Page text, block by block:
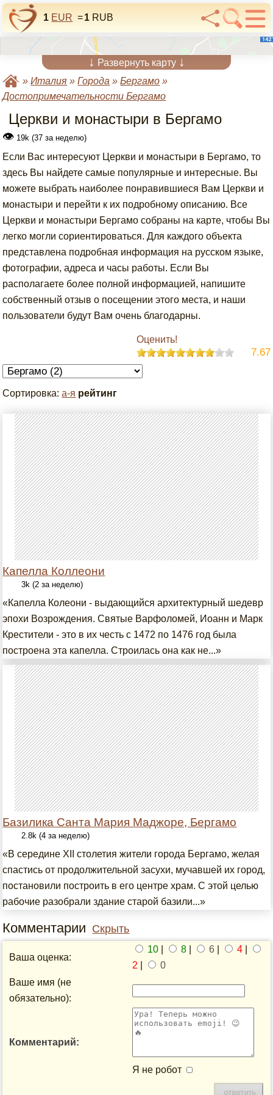
1 EUR =1 RUB
↓ Развернуть карту ↓
»Италия »Города »Бергамо »
Достопримечательности Бергамо
Церкви и монастыри в Бергамо
👁 19k (37 за неделю)
Если Вас интересуют Церкви и монастыри в Бергамо, то
здесь Вы найдете самые популярные и интересные. Вы
можете выбрать наиболее понравившиеся Вам Церкви и
монастыри и перейти к их подробному описанию. Все
Церкви и монастыри Бергамо собраны на карте, чтобы Вы
легко могли сориентироваться. Для каждого объекта
представлена подробная информация на русском языке,
фотографии, адреса и часы работы. Если Вы
располагаете более полной информацией, напишите
собственный отзыв о посещении этого места, и наши
пользователи будут Вам очень благодарны.
Оценить!
7.67
Сортировка:а-я рейтинг
Капелла Коллеони
3k (2 за неделю)
«Капелла Колеони - выдающийся архитектурный шедевр
эпохи Возрождения. Святые Варфоломей, Иоанн и Марк
Крестители - это в их честь с 1472 по 1476 год была
построена эта капелла. Строилась она как не...»
Базилика Санта Мария Маджоре, Бергамо
2.8k (4 за неделю)
«В середине XII столетия жители города Бергамо, желая
спастись от продолжительной засухи, мучавшей их город,
постановили построить в его центре храм. С этой целью
рабочие разобрали здание старой базили...»
Комментарии Скрыть
Ваша оценка:
10 8 6 4
2
0
Ваше имя (не
обязательно):
Комментарий:
Я не робот